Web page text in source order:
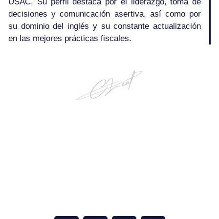
USAC. Su perfil destaca por el liderazgo, toma de
decisiones y comunicación asertiva, así como por
su dominio del inglés y su constante actualización
en las mejores prácticas fiscales.